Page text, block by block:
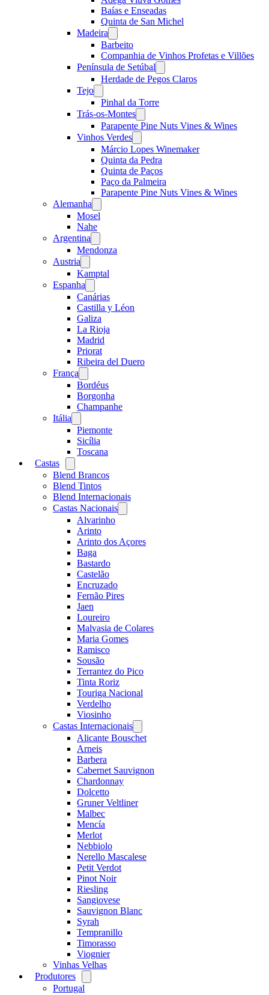
Baías e Enseadas
Quinta de San Michel
Madeira
menu
Barbeito
Companhia de Vinhos Profetas e Villões
Península de Setúbal
menu
Herdade de Pegos Claros
Tejo
menu
Pinhal da Torre
Trás-os-Montes
menu
Parapente Pine Nuts Vines & Wines
Vinhos Verdes
menu
Márcio Lopes Winemaker
Quinta da Pedra
Quinta de Paços
Paço da Palmeira
Parapente Pine Nuts Vines & Wines
Alemanha
menu
Mosel
Nahe
Argentina
menu
Mendonza
Austria
menu
Kamptal
Espanha
menu
Canárias
Castilla y Léon
Galiza
La Rioja
Madrid
Priorat
Ribeira del Duero
França
menu
Bordéus
Borgonha
Champanhe
Itália
menu
Piemonte
Sicília
Toscana
Castas
menu
Blend Brancos
Blend Tintos
Blend Internacionais
Castas Nacionais
menu
Alvarinho
Arinto
Arinto dos Açores
Baga
Bastardo
Castelão
Encruzado
Fernão Pires
Jaen
Loureiro
Malvasia de Colares
Maria Gomes
Ramisco
Sousão
Terrantez do Pico
Tinta Roriz
Touriga Nacional
Verdelho
Viosinho
Castas Internacionais
menu
Alicante Bouschet
Arneis
Barbera
Cabernet Sauvignon
Chardonnay
Dolcetto
Gruner Veltliner
Malbec
Mencía
Merlot
Nebbiolo
Nerello Mascalese
Petit Verdot
Pinot Noir
Riesling
Sangiovese
Sauvignon Blanc
Syrah
Tempranillo
Timorasso
Viognier
Vinhas Velhas
Produtores
menu
Portugal